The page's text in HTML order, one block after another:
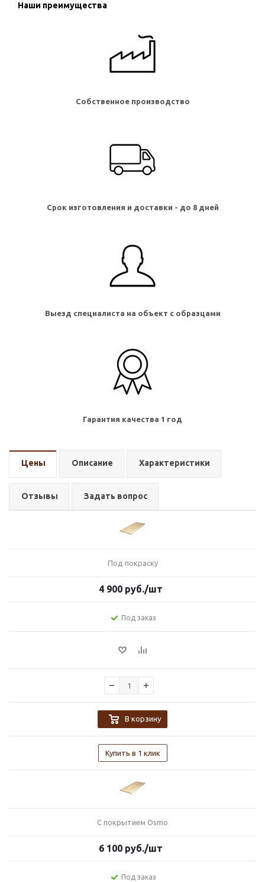
Наши преимущества
Собственное производство
Срок изготовления и доставки - до 8 дней
Выезд специалиста на объект с образцами
Гарантия качества 1 год
Цены Описание Характеристики
Отзывы Задать вопрос
Под покраску
4 900руб./шт
Под заказ
В корзину
Купить в 1 клик
С покрытием Osmo
6 100руб./шт
Под заказ